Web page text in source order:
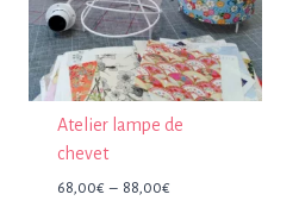
Atelier lampe de
chevet
68,00€ – 88,00€